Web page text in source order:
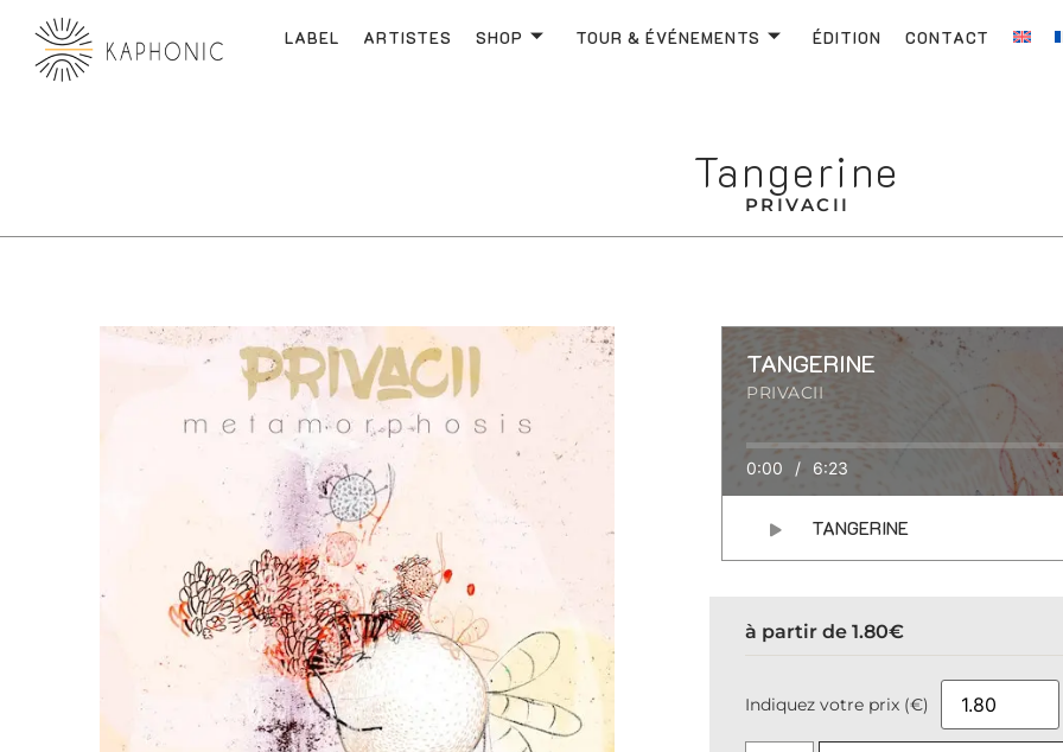
LABEL ARTISTES SHOP TOUR & ÉVÉNEMENTS ÉDITION CONTACT
PRIVACII
Tangerine
TANGERINE
PRIVACII
0:00 / 6:23
TANGERINE
à partir de1.80€
Indiquez votre prix (€)